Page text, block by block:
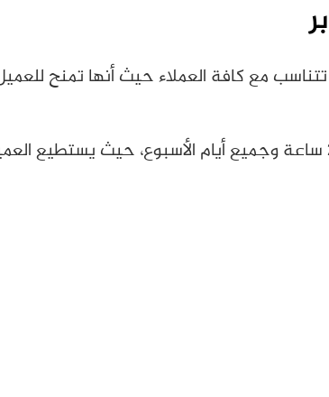
مع كافة العملاء حيث أنها تمنح
كما أن الشركة تقدم خدماتها لجميع العملاء علي مدار ال24 ساعة وجميع